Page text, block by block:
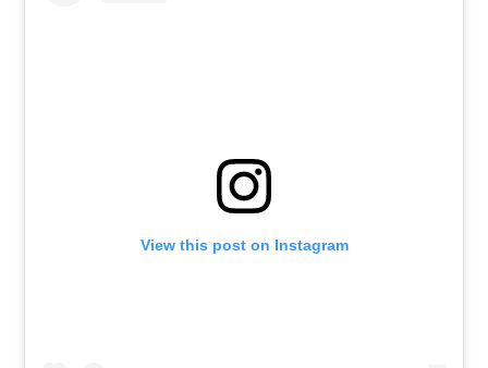
View this post on Instagram